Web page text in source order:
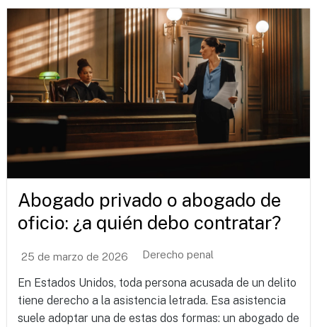
Abogado privado o abogado de
oficio: ¿a quién debo contratar?
25 de marzo de 2026 Derecho penal
En Estados Unidos, toda persona acusada de un delito
tiene derecho a la asistencia letrada. Esa asistencia
suele adoptar una de estas dos formas: un abogado de